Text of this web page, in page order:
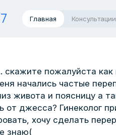
Главная Консультации
скажите пожалуйста
начались частые
живота и поясницу а
джесса? Гинеколог
хочу сделать
знаю(